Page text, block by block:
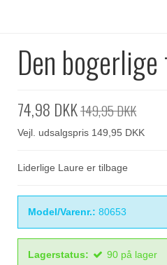
Den bogerlige
74,98 DKK149,95 DKK
Vejl. udsalgspris 149,95 DKK
Liderlige Laure er tilbage
Model/Varenr.: 80653
Lagerstatus: 90 på lager